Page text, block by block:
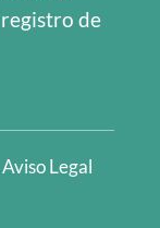
de
Aviso Legal